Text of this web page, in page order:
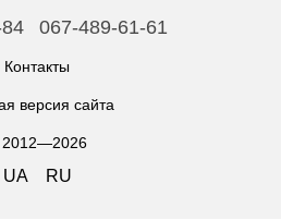
067-489-61-61
Контакты
версия сайта
UA RU